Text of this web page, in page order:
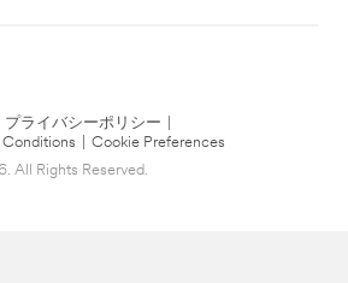
プライバシーポリシー
Cookie Preferences
All Rights Reserved.